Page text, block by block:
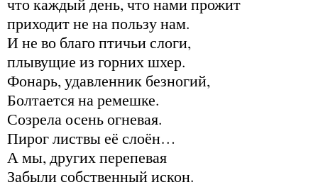
приходит не на пользу нам.
И не во благо птичьи слоги,
плывущие из горних шхер.
Фонарь, удавленник безногий,
Болтается на ремешке.
Созрела осень огневая.
Пирог листвы её слоён…
А мы, других перепевая
Забыли собственный искон.